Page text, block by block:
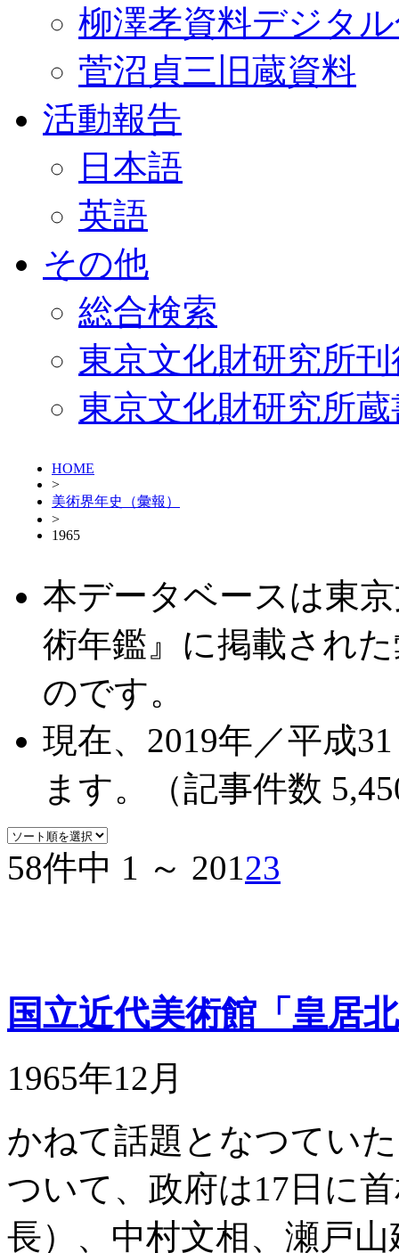
柳澤孝資料デジタ
菅沼貞三旧蔵資料
活動報告
日本語
英語
その他
総合検索
東京文化財研究所
東京文化財研究所
HOME
>
美術界年史（彙報）
>
1965
本データベースは東
術年鑑』に掲載され
のです。
現在、2019年／平成
ます。（記事件数
58件中 1 ～ 20123
国立近代美術館「皇居
1965年12月
かねて話題となつてい
ついて、政府は17日に
長）、中村文相、瀬戸